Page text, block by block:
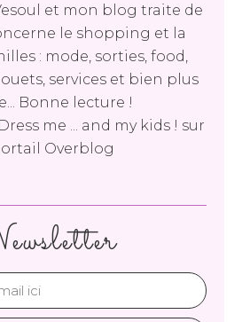
et mon blog traite de
le shopping et la
: mode, sorties, food,
services et bien plus
Bonne lecture !
Dress me ... and my kids ! sur
Overblog